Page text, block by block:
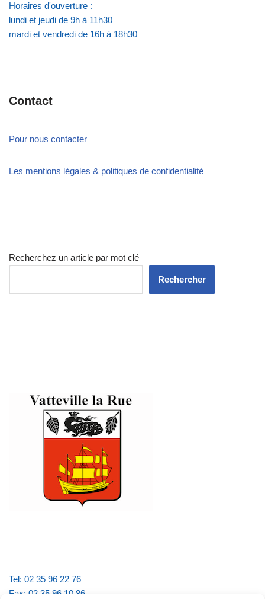
Horaires d'ouverture :
lundi et jeudi de 9h à 11h30
mardi et vendredi de 16h à 18h30
Contact
Pour nous contacter
Les mentions légales & politiques de confidentialité
Recherchez un article par mot clé
Rechercher
Tel: 02 35 96 22 76
Fax: 02 35 96 10 86